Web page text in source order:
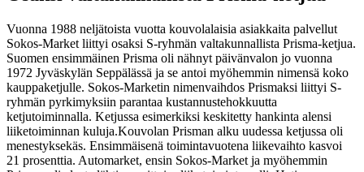
Vuonna 1988 neljätoista vuotta kouvolalaisia asiakkaita palvellut
Sokos-Market liittyi osaksi S-ryhmän valtakunnallista Prisma-ketjua.
Suomen ensimmäinen Prisma oli nähnyt päivänvalon jo vuonna
1972 Jyväskylän Seppälässä ja se antoi myöhemmin nimensä koko
kauppaketjulle. Sokos-Marketin nimenvaihdos Prismaksi liittyi S-
ryhmän pyrkimyksiin parantaa kustannustehokkuutta
ketjutoiminnalla. Ketjussa esimerkiksi keskitetty hankinta alensi
liiketoiminnan kuluja.Kouvolan Prisman alku uudessa ketjussa oli
menestyksekäs. Ensimmäisenä toimintavuotena liikevaihto kasvoi
21 prosenttia. Automarket, ensin Sokos-Market ja myöhemmin